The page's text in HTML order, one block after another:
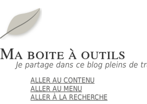
Ma boite à outils
Je partage dans ce blog pleins de
ALLER AU CONTENU
ALLER AU MENU
ALLER À LA RECHERCHE